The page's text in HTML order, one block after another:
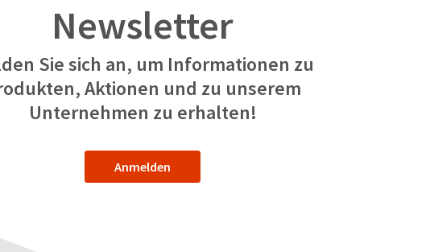
Newsletter
Sie sich an, um Informationen zu
Aktionen und zu unserem
Unternehmen zu erhalten!
Anmelden